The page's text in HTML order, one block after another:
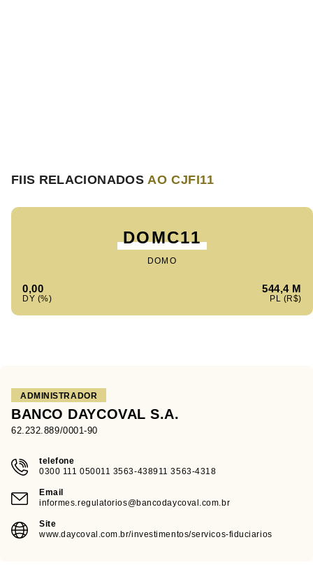
FIIS RELACIONADOSAO CJFI11
DOMC11
DOMO
0,00 544,4 M
ADMINISTRADOR
BANCO DAYCOVAL S.A.
62.232.889/0001-90
telefone
0300 111 050011 3563-438911 3563-4318
Email
informes.regulatorios@bancodaycoval.com.br
Site
www.daycoval.com.br/investimentos/servicos-fiduciarios